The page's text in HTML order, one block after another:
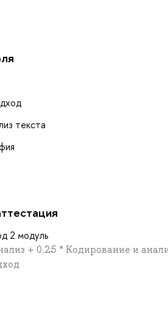
текста
2 модуль
+ 0.25 * Кодирование и